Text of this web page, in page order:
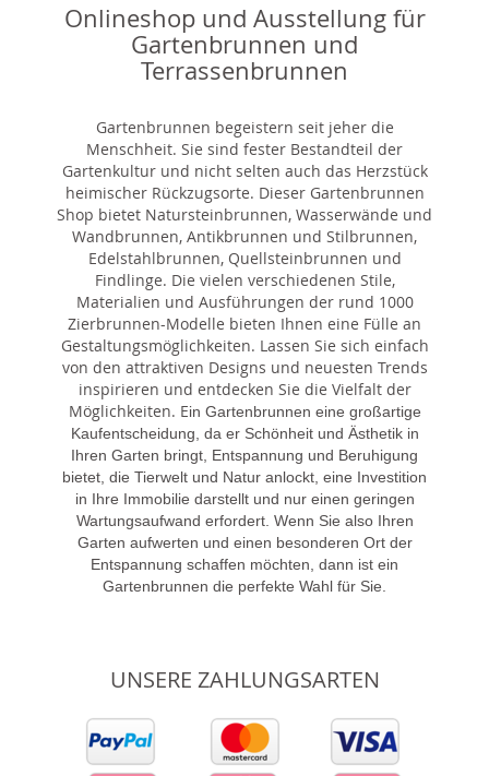
Onlineshop und Ausstellung für
Gartenbrunnen und
Terrassenbrunnen
Gartenbrunnen begeistern seit jeher die
Menschheit. Sie sind fester Bestandteil der
Gartenkultur und nicht selten auch das Herzstück
heimischer Rückzugsorte. Dieser Gartenbrunnen
Shop bietet Natursteinbrunnen, Wasserwände und
Wandbrunnen, Antikbrunnen und Stilbrunnen,
Edelstahlbrunnen, Quellsteinbrunnen und
Findlinge. Die vielen verschiedenen Stile,
Materialien und Ausführungen der rund 1000
Zierbrunnen-Modelle bieten Ihnen eine Fülle an
Gestaltungsmöglichkeiten. Lassen Sie sich einfach
von den attraktiven Designs und neuesten Trends
inspirieren und entdecken Sie die Vielfalt der
Möglichkeiten. Ein Gartenbrunnen eine großartige
Kaufentscheidung, da er Schönheit und Ästhetik in
Ihren Garten bringt, Entspannung und Beruhigung
bietet, die Tierwelt und Natur anlockt, eine Investition
in Ihre Immobilie darstellt und nur einen geringen
Wartungsaufwand erfordert. Wenn Sie also Ihren
Garten aufwerten und einen besonderen Ort der
Entspannung schaffen möchten, dann ist ein
Gartenbrunnen die perfekte Wahl für Sie.
UNSERE ZAHLUNGSARTEN